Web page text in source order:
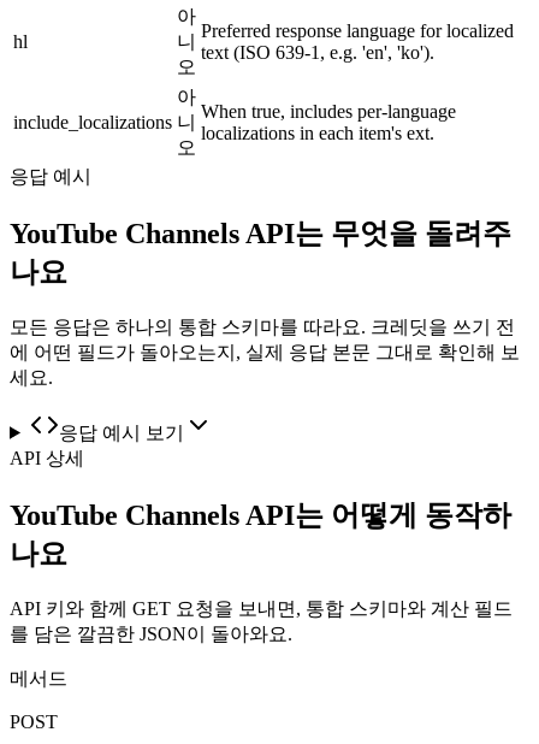
hl
아
니
오
Preferred response language for localized
text (ISO 639-1, e.g. 'en', 'ko').
include_localizations
아
니
오
When true, includes per-language
localizations in each item's ext.
응답 예시
YouTube Channels API는 무엇을 돌려주
나요
모든 응답은 하나의 통합 스키마를 따라요. 크레딧을 쓰기 전
에 어떤 필드가 돌아오는지, 실제 응답 본문 그대로 확인해 보
세요.
응답 예시 보기
API 상세
YouTube Channels API는 어떻게 동작하
나요
API 키와 함께 GET 요청을 보내면, 통합 스키마와 계산 필드
를 담은 깔끔한 JSON이 돌아와요.
메서드
POST